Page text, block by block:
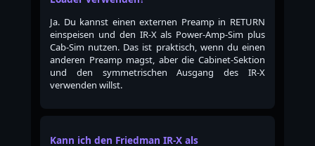
Ja. Du kannst einen externen Preamp in RETURN
einspeisen und den IR-X als Power-Amp-Sim plus
Cab-Sim nutzen. Das ist praktisch, wenn du einen
anderen Preamp magst, aber die Cabinet-Sektion
und den symmetrischen Ausgang des IR-X
verwenden willst.
Kann ich den Friedman IR-X als